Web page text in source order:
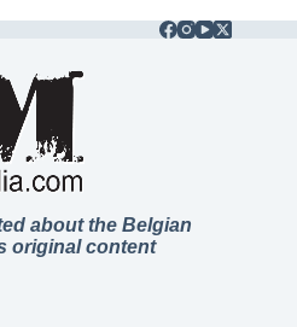
about the Belgian
original content